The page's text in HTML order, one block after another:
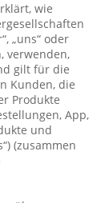
wie
„uns“ oder
verwenden,
gilt für die
Kunden, die
Produkte
App,
und
(zusammen